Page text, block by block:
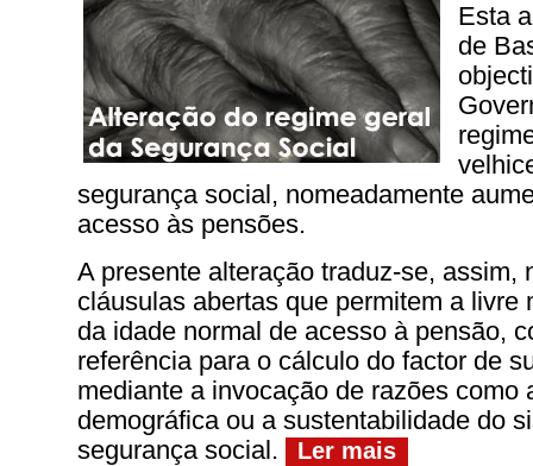
Esta
de
segurança social, nomeadamente
acesso às pensões.
A presente alteração traduz-se, assim,
cláusulas abertas que permitem a livre
da idade normal de acesso à pensão,
referência para o cálculo do factor de
mediante a invocação de razões como
demográfica ou a sustentabilidade do
segurança social.
Ler mais